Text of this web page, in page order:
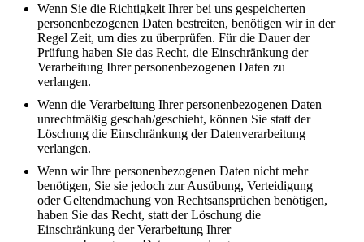
Wenn Sie die Richtigkeit Ihrer bei uns gespeicherten
personenbezogenen Daten bestreiten, benötigen wir in der
Regel Zeit, um dies zu überprüfen. Für die Dauer der
Prüfung haben Sie das Recht, die Einschränkung der
Verarbeitung Ihrer personenbezogenen Daten zu
verlangen.
Wenn die Verarbeitung Ihrer personenbezogenen Daten
unrechtmäßig geschah/geschieht, können Sie statt der
Löschung die Einschränkung der Datenverarbeitung
verlangen.
Wenn wir Ihre personenbezogenen Daten nicht mehr
benötigen, Sie sie jedoch zur Ausübung, Verteidigung
oder Geltendmachung von Rechtsansprüchen benötigen,
haben Sie das Recht, statt der Löschung die
Einschränkung der Verarbeitung Ihrer